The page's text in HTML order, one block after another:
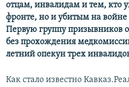
отцам, инвалидам и тем, кто
фронте, но и убитым на
Первую группу призывников
без прохождения
летний опекун трех
Как стало известно